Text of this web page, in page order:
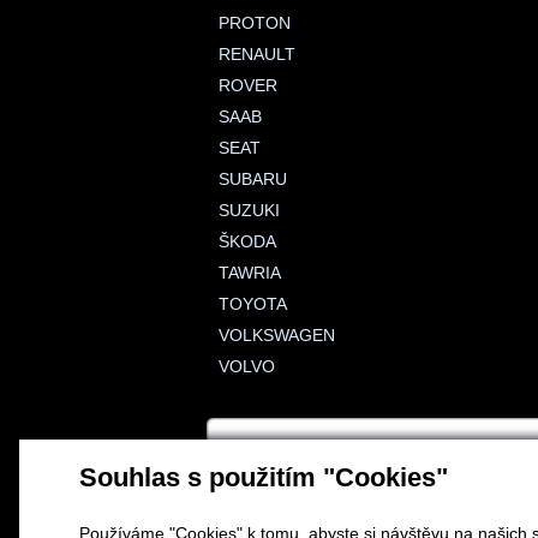
Souhlas s použitím "Cookies"
Používáme "Cookies" k tomu, abyste si návštěvu na
PROTON
RENAULT
ROVER
SAAB
SEAT
SUBARU
SUZUKI
ŠKODA
TAWRIA
TOYOTA
VOLKSWAGEN
VOLVO